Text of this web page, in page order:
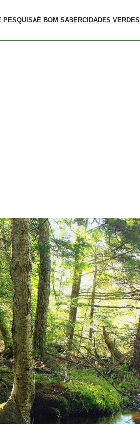
PESQUISAÉ BOM SABERCIDADES VERDES